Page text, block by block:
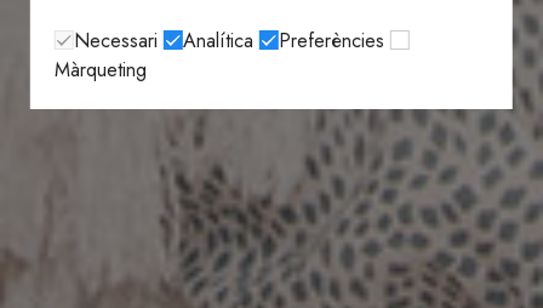
Necessari Analítica
Preferències
Màrqueting